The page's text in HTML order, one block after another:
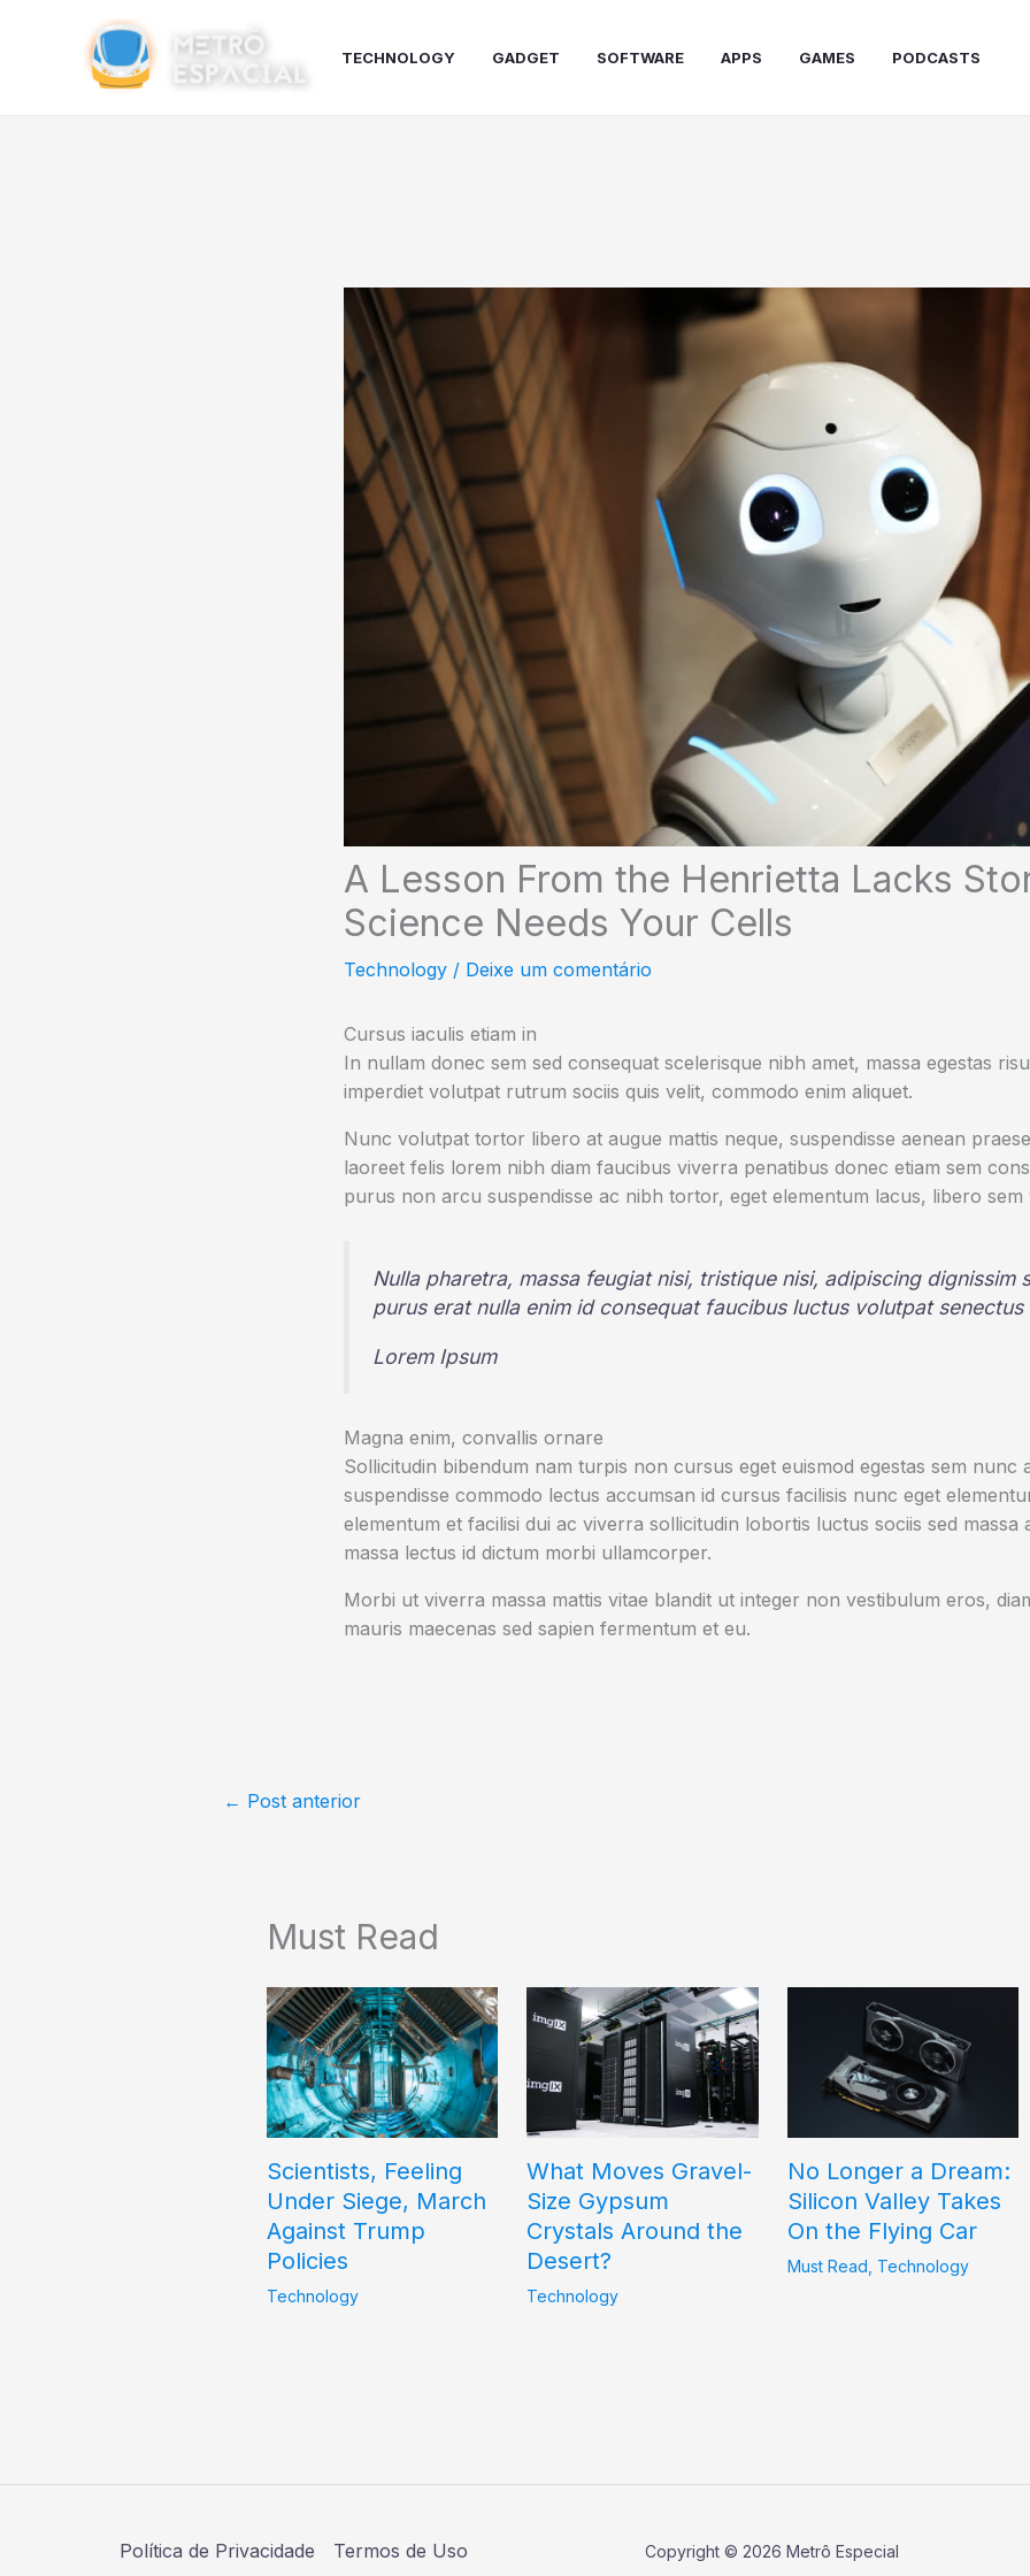
TECHNOLOGY GADGET SOFTWARE APPS GAMES PODCASTS
A Lesson From the Henrietta Lacks
Science Needs Your Cells
Technology/ Deixe um comentário
Cursus iaculis etiam in
In nullam donec sem sed consequat scelerisque nibh amet, massa egestas
imperdiet volutpat rutrum sociis quis velit, commodo enim aliquet.
Nunc volutpat tortor libero at augue mattis neque, suspendisse aenean
laoreet felis lorem nibh diam faucibus viverra penatibus donec etiam sem
purus non arcu suspendisse ac nibh tortor, eget elementum lacus, libero sem
Nulla pharetra, massa feugiat nisi, tristique nisi, adipiscing dignissim
purus erat nulla enim id consequat faucibus luctus volutpat senectus
Lorem Ipsum
Magna enim, convallis ornare
Sollicitudin bibendum nam turpis non cursus eget euismod egestas sem nunc
suspendisse commodo lectus accumsan id cursus facilisis nunc eget
elementum et facilisi dui ac viverra sollicitudin lobortis luctus sociis sed massa
massa lectus id dictum morbi ullamcorper.
Morbi ut viverra massa mattis vitae blandit ut integer non vestibulum eros,
mauris maecenas sed sapien fermentum et eu.
← Post anterior
Must Read
Scientists, Feeling
Under Siege, March
Against Trump
Policies
Technology
What Moves Gravel-
Size Gypsum
Crystals Around the
Desert?
Technology
No Longer a Dream:
Silicon Valley Takes
On the Flying Car
Must Read Technology
Política de Privacidade Termos de Uso Copyright © 2026 Metrô Especial